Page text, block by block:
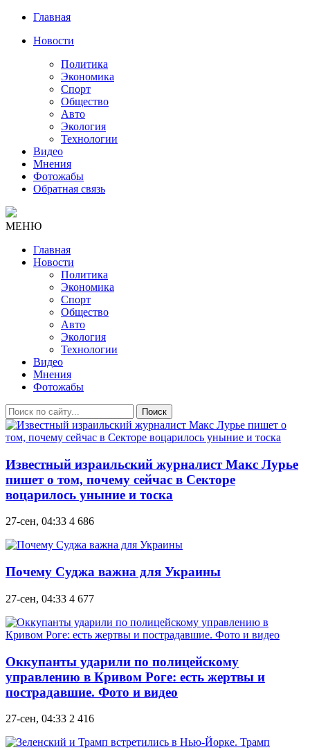
Главная
Новости
Политика
Экономика
Спорт
Общество
Авто
Экология
Технологии
Видео
Мнения
Фотожабы
Обратная связь
МЕНЮ
Главная
Новости
Политика
Экономика
Спорт
Общество
Авто
Экология
Технологии
Видео
Мнения
Фотожабы
Поиск
Известный израильский журналист Макс Лурье
пишет о том, почему сейчас в Секторе
воцарилось уныние и тоска
27-сен, 04:33 4 686
Почему Суджа важна для Украины
27-сен, 04:33 4 677
Оккупанты ударили по полицейскому
управлению в Кривом Роге: есть жертвы и
пострадавшие. Фото и видео
27-сен, 04:33 2 416